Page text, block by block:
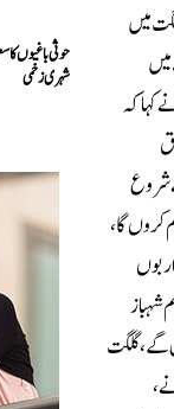
میں
کہا کہ
شروع
کروں گا،
سے التوا کا شکارتھی، اربوں
شہباز
گے، گلگت
شہری زخمی